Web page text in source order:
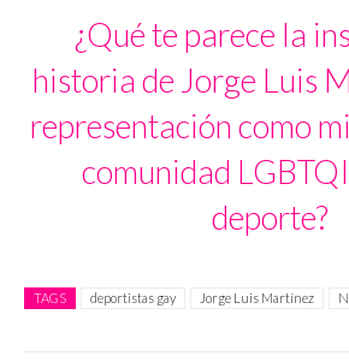
¿Qué te parece la
historia de Jorge Luis
representación como
comunidad
deporte?
TAGS deportistas gay Jorge Luis Martínez